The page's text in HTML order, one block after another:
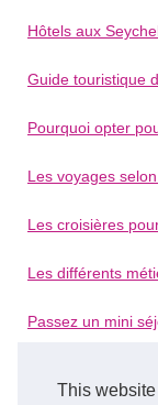
This
Hôtels aux
Guide touristique
Pourquoi opter
Les voyages selon
Les croisières
Les différents
Passez un mini